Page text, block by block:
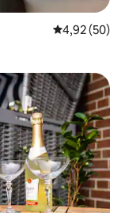
Priemerné
4,92 (50)